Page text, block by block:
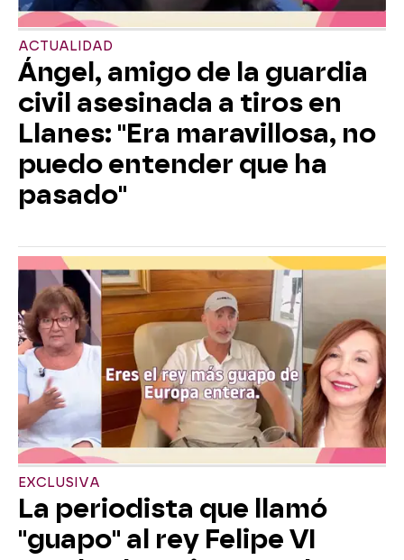
ACTUALIDAD
Ángel, amigo de la guardia
civil asesinada a tiros en
Llanes: "Era maravillosa, no
puedo entender que ha
pasado"
EXCLUSIVA
La periodista que llamó
"guapo" al rey Felipe VI